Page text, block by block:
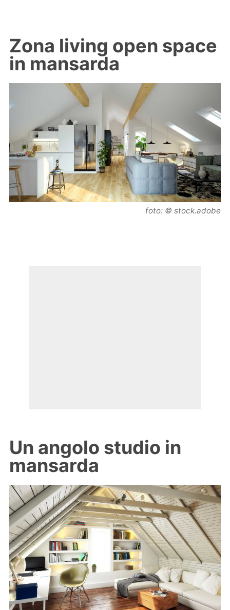
Zona living open space
in mansarda
foto: © stock.adobe
Un angolo studio in
mansarda